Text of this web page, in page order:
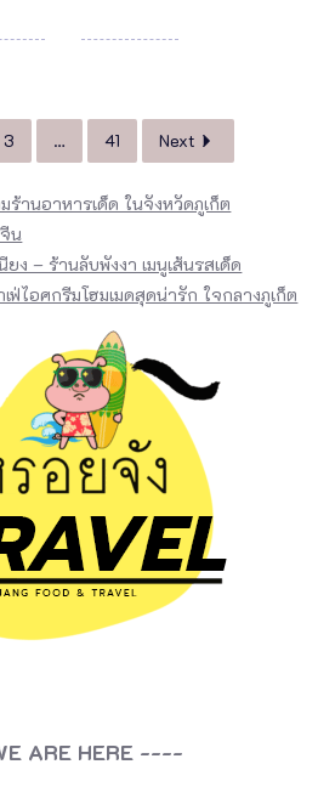
3 … 41 Next
ร้านอาหารเด็ด ในจังหวัดภูเก็ต
น
ยง – ร้านลับพังงา เมนูเส้นรสเด็ด
ฟ่ไอศกรีมโฮมเมดสุดน่ารัก ใจกลางภูเก็ต
ARE HERE ----